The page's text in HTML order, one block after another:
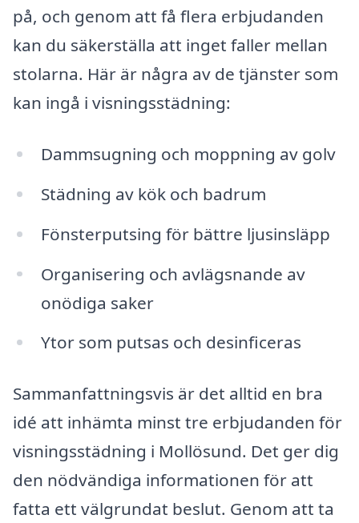
på, och genom att få flera erbjudanden
kan du säkerställa att inget faller mellan
stolarna. Här är några av de tjänster som
kan ingå i visningsstädning:
Dammsugning och moppning av golv
Städning av kök och badrum
Fönsterputsing för bättre ljusinsläpp
Organisering och avlägsnande av
onödiga saker
Ytor som putsas och desinficeras
Sammanfattningsvis är det alltid en bra
idé att inhämta minst tre erbjudanden för
visningsstädning i Mollösund. Det ger dig
den nödvändiga informationen för att
fatta ett välgrundat beslut. Genom att ta